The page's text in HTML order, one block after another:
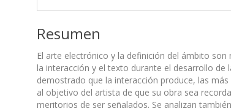
Resumen
El arte electrónico y la definición del ámbito
la interacción y el texto durante el desarrollo
demostrado que la interacción produce, las
al objetivo del artista de que su obra sea
meritorios de ser señalados. Se analizan